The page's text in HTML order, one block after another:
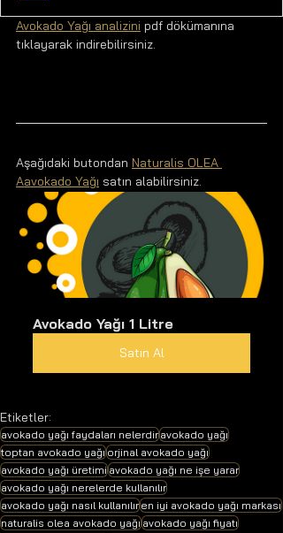
Avokado Yağı analizini pdf dökümanına
tıklayarak indirebilirsiniz.
Aşağıdaki butondan Naturalis OLEA
Aavokado Yağı satın alabilirsiniz.
Avokado Yağı 1 Litre
Satın Al
Etiketler:
avokado yağı faydaları nelerdiravokado yağı
toptan avokado yağıorjinal avokado yağı
avokado yağı üretimiavokado yağı ne işe yarar
avokado yağı nerelerde kullanılır
avokado yağı nasıl kullanılıren iyi avokado yağı markası
naturalis olea avokado yağıavokado yağı fiyatı